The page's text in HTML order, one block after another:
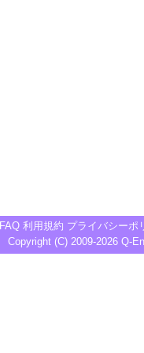
FAQ 利用規約 プライバシーポ
Copyright (C) 2009-2026 Q-